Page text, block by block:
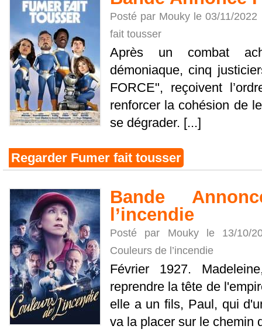
Posté par Mouky le 03/11/
fait tousser
Après un combat
démoniaque, cinq
FORCE", reçoivent
renforcer la cohésion de
se dégrader. [...]
Regarder Fumer fait tousser
Bande
l’incendie
Posté par Mouky le 13/10/
Couleurs de l’incendie
Février 1927.
reprendre la tête de
elle a un fils, Paul, qui
va la placer sur le chemin